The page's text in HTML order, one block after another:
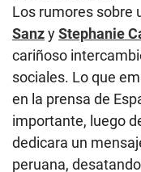
Los rumores sobre
SanzyStephanie
cariñoso
sociales. Lo que
en la prensa de
importante, luego
dedicara un
peruana,